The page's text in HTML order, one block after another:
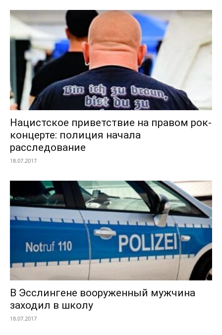
Нацистское приветствие на правом рок-
концерте: полиция начала
расследование
18.07.2017
В Эсслингене вооруженный мужчина
заходил в школу
18.07.2017